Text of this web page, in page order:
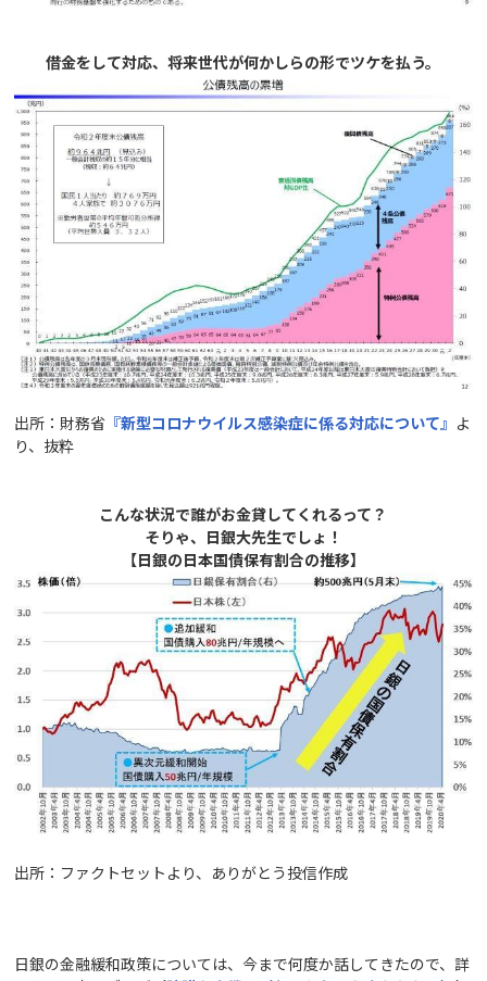
借金をして対応、将来世代が何かしらの形でツケを払う。
出所：財務省 『新型コロナウイルス感染症に係る対応について』 よ
り、抜粋
こんな状況で誰がお金貸してくれるって？
そりゃ、日銀大先生でしょ！
【日銀の日本国債保有割合の推移】
出所：ファクトセットより、ありがとう投信作成
日銀の金融緩和政策については、今まで何度か話してきたので、詳